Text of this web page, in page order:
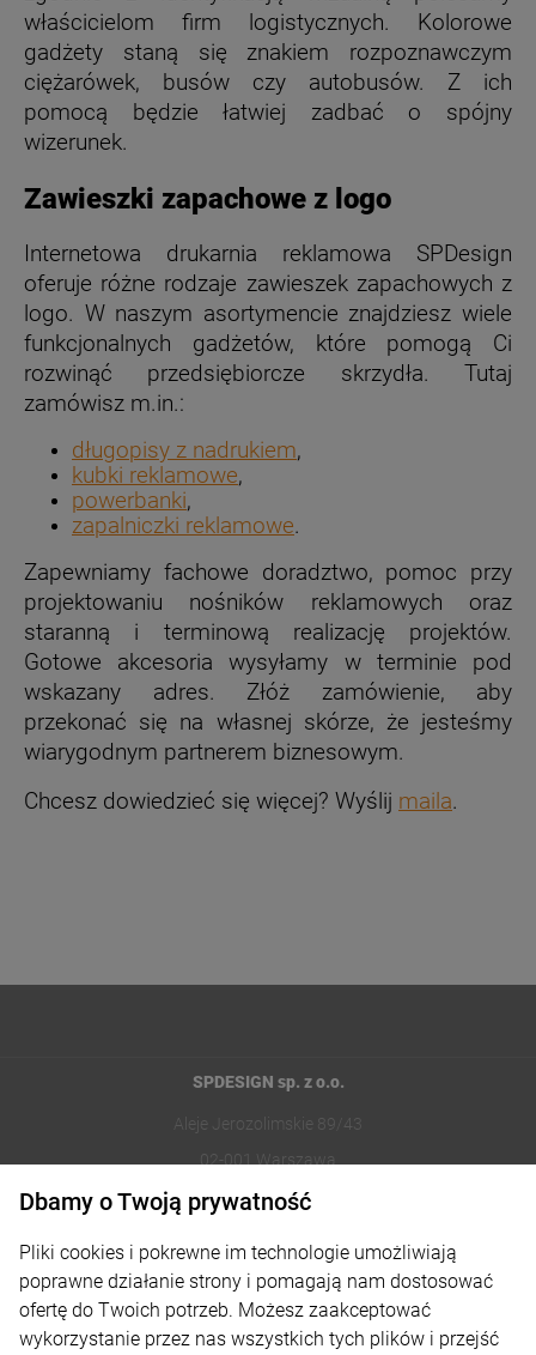
właścicielom firm logistycznych. Kolorowe
gadżety staną się znakiem rozpoznawczym
ciężarówek, busów czy autobusów. Z ich
pomocą będzie łatwiej zadbać o spójny
wizerunek.
Zawieszki zapachowe z logo
Internetowa drukarnia reklamowa SPDesign
oferuje różne rodzaje zawieszek zapachowych z
logo. W naszym asortymencie znajdziesz wiele
funkcjonalnych gadżetów, które pomogą Ci
rozwinąć przedsiębiorcze skrzydła. Tutaj
zamówisz m.in.:
długopisy z nadrukiem,
kubki reklamowe,
powerbanki,
zapalniczki reklamowe.
Zapewniamy fachowe doradztwo, pomoc przy
projektowaniu nośników reklamowych oraz
staranną i terminową realizację projektów.
Gotowe akcesoria wysyłamy w terminie pod
wskazany adres. Złóż zamówienie, aby
przekonać się na własnej skórze, że jesteśmy
wiarygodnym partnerem biznesowym.
Chcesz dowiedzieć się więcej? Wyślij maila.
SPDESIGN sp. z o.o.
Aleje Jerozolimskie 89/43
02-001 Warszawa
sklep@reklamydrukarnia.pl
Moje konto
Dbamy o Twoją prywatność
Pliki cookies i pokrewne im technologie umożliwiają
poprawne działanie strony i pomagają nam dostosować
ofertę do Twoich potrzeb. Możesz zaakceptować
wykorzystanie przez nas wszystkich tych plików i przejść